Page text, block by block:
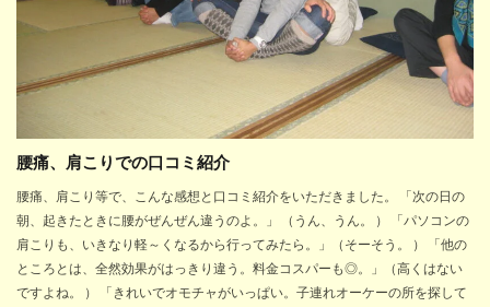
腰痛、肩こりでの口コミ紹介
腰痛、肩こり等で、こんな感想と口コミ紹介をいただきました。 「次の日の
朝、起きたときに腰がぜんぜん違うのよ。」 （うん、うん。 ） 「パソコンの
肩こりも、いきなり軽～くなるから行ってみたら。」（そーそう。 ） 「他の
ところとは、全然効果がはっきり違う。料金コスパーも◎。」（高くはない
ですよね。 ） 「きれいでオモチャがいっぱい。子連れオーケーの所を探して